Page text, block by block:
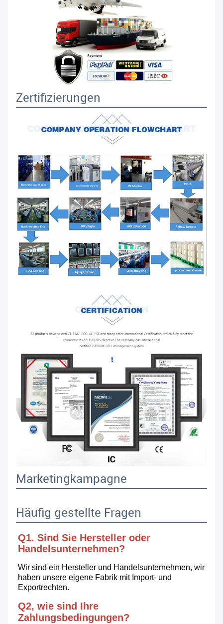
Zertifizierungen
Marketingkampagne
Häufig gestellte Fragen
Q1. Sind Sie Hersteller oder
Handelsunternehmen?
Wir sind ein Hersteller und Handelsunternehmen, wir
haben unsere eigene Fabrik mit Import- und
Exportrechten.
Q2, wie sind Ihre
Zahlungsbedingungen?